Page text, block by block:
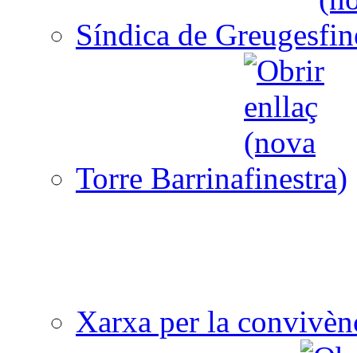
Síndica de Greuges
Torre Barrina
Xarxa per la